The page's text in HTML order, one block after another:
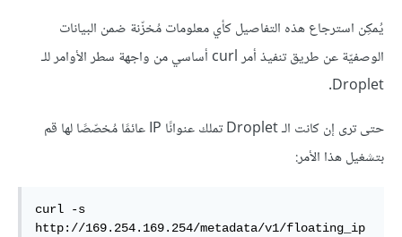
يُمكِن استرجاع هذه التفاصيل كأي معلومات مُخزّنة ضمن البيانات
الوصفيّة عن طريق تنفيذ أمر curl أساسي من واجهة سطر الأوامر للـ
Droplet.
حتى ترى إن كانت الـ Droplet تملك عنوانًا IP عائمًا مُخصّصًا لها قم
بتشغيل هذا الأمر:
curl -s
http://169.254.169.254/metadata/v1/floating_ip